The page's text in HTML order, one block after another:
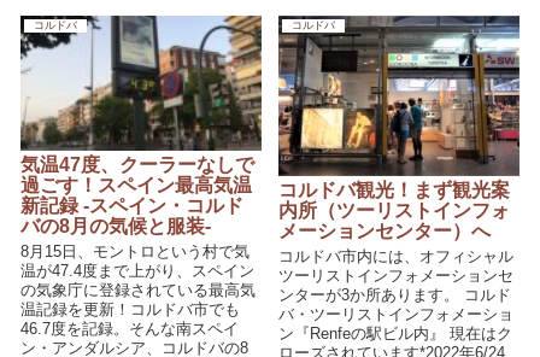
コルドバ
気温47度、クーラーなしで
過ごす！スペイン最高気温
新記録 -スペイン・コルド
バの8月の気候と服装-
8月15日、モントロという村で気
温が47.4度まで上がり、スペイン
の気象庁に登録されている最高気
温記録を更新！コルドバ市でも
46.7度を記録。そんな南スペイ
ン・アンダルシア、コルドバの8
コルドバ
コルドバ観光！まず観光案
内所（ツーリストインフォ
メーションセンター）へ
コルドバ市内には、オフィシャル
ツーリストインフォメーションセ
ンターが3か所あります。 コルド
バ・ツーリストインフォメーショ
ン『Renfeの駅ビル内』 現在はク
ローズされています*2022年6/24